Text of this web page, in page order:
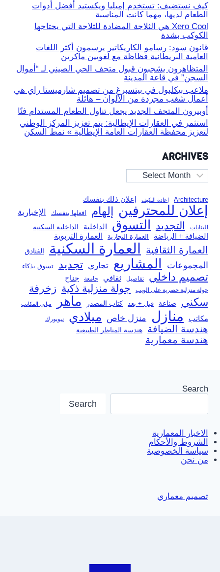
كيف نستضيف: تستخدم إميليا ويكستيد أفضل أدوات
الطعام لديها، مهما كانت المناسبة
Xero Cool هي الثلاجة المضادة للثلاجة التي يحتاجها
الكوكب بشدة
قانون سود: رسامو الكاريكاتير يرسمون أكثر اللغات
العامية البريطانية فظاظة مع لغويين ماكرين
المتظاهرون يشجبون قبول متحف الحي الصيني لـ “أموال
السجن” في قاعة المدينة
ملاعب بيكلبول في بيتسبرغ من تصميم شارميستا راي هي
أعمال شغب مجردة من الألوان – هائلة
أوبيرون المتحف الجديد يجعل تناول الطعام المستدام فنًا
استثمر في العقارات الإيطالية: يتم تعزيز المركز الوطني
لتعزيز محفظة العقارات العامة الإيطالية » نمط السكن
ARCHIVES
Archives
Architecture إعادة التكيف إعلان ذلك بنفسك
إعلان للمحترفين إلهام افعلها بنفسك الإخبارية
البنايات التجديد التسوق الداخلية الداخلية السكنية
الضيافة + الرياضة العمارة التجارية العمارة التربوية
العمارة الثقافية العمارة السكنية الفنادق
المجموعات المشاريع تجاري تجديد تسوق بذكاء
تصميم داخلي تفاصيل ثقافي جامعة جناح
جولة منزلية حصرية على الويب جولة منزلية ذكية زخرفة
سكني صناعة قبل + بعد كتاب المصدر ماهر مباني المكاتب
مكاتب منازل منزل خاص ميلادي نيويورك
هندسة الضيافة هندسة المناظر الطبيعية
هندسة معمارية
Search
Search
الاخبار المعمارية
الشروط والأحكام
سياسة الخصوصية
من نحن
تصميم معماري